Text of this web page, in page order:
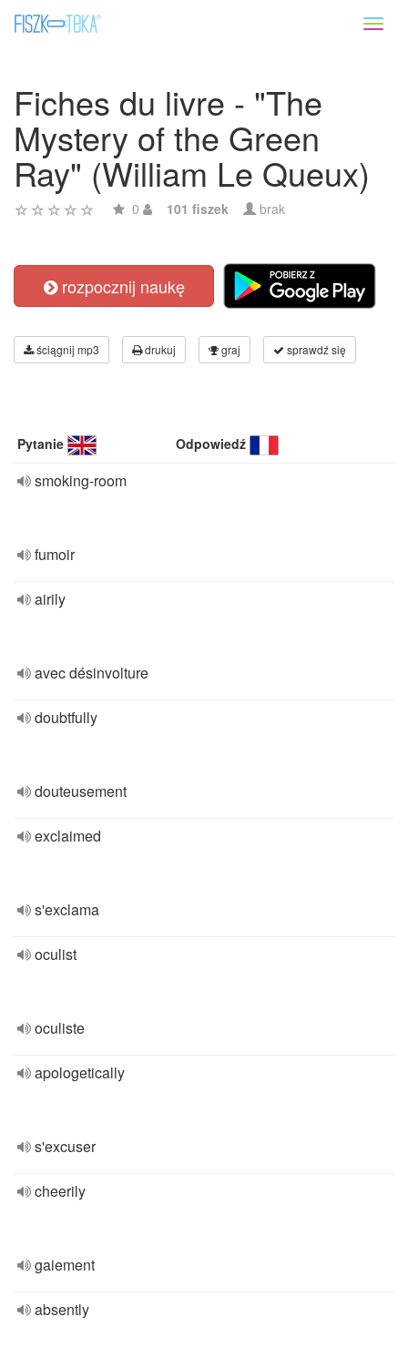
Fiches du livre - "The
Mystery of the Green
Ray" (William Le Queux)
0 101 fiszek brak
rozpocznij naukę
ściągnij mp3 drukuj graj sprawdź się
Pytanie Odpowiedź
smoking-room
fumoir
airily
avec désinvolture
doubtfully
douteusement
exclaimed
s'exclama
oculist
oculiste
apologetically
s'excuser
cheerily
gaiement
absently